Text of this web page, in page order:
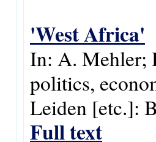
'West Africa'
In: A. Mehler;
politics,
Leiden [etc.]:
Full text